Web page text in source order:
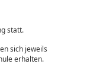
statt.
sich jeweils
erhalten.